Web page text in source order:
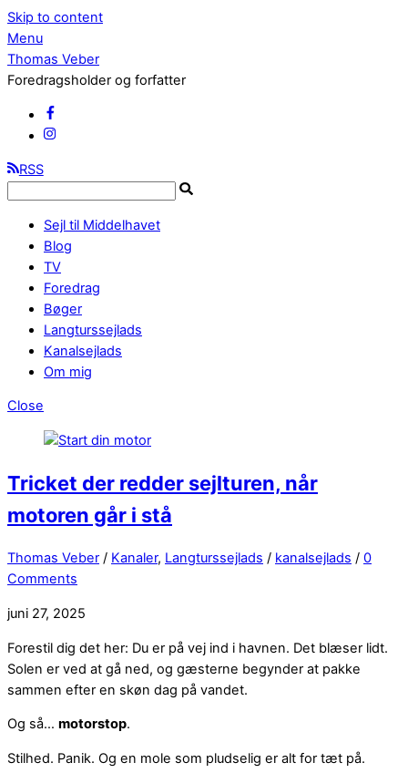
Skip to content
Menu
Thomas Veber
Foredragsholder og forfatter
RSS
Sejl til Middelhavet
Blog
TV
Foredrag
Bøger
Langturssejlads
Kanalsejlads
Om mig
Close
Tricket der redder sejlturen, når
motoren går i stå
Thomas Veber / Kanaler, Langturssejlads / kanalsejlads / 0
Comments
juni 27, 2025
Forestil dig det her: Du er på vej ind i havnen. Det blæser lidt.
Solen er ved at gå ned, og gæsterne begynder at pakke
sammen efter en skøn dag på vandet.
Og så… motorstop.
Stilhed. Panik. Og en mole som pludselig er alt for tæt på.